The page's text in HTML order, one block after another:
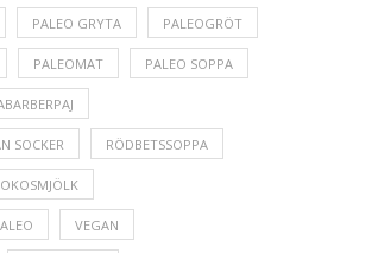
PALEO GRYTA PALEOGRÖT
PALEOMAT PALEO SOPPA
SOCKER RÖDBETSSOPPA
VEGAN